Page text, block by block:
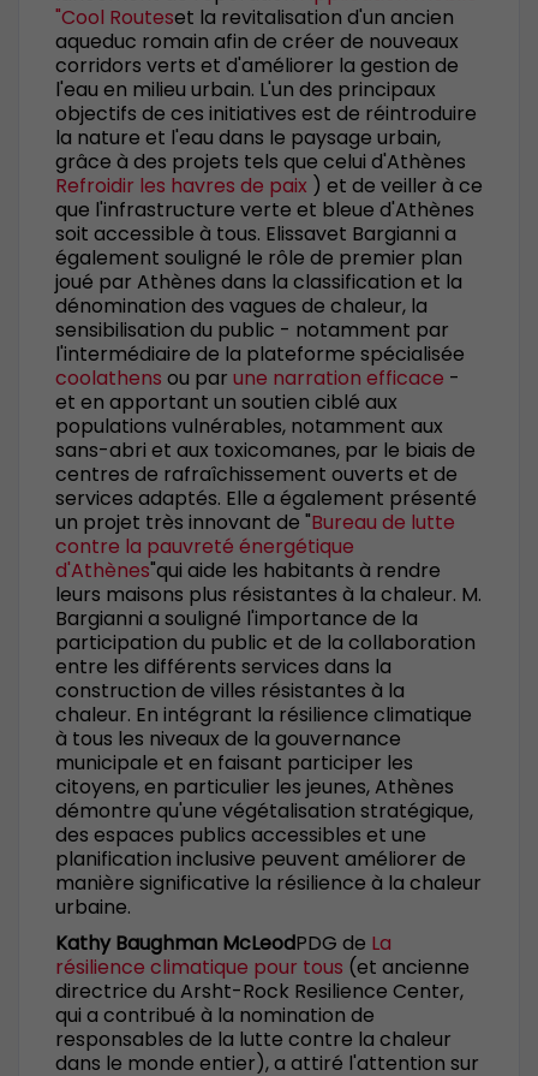
"Cool Routeset la revitalisation d'un ancien
aqueduc romain afin de créer de nouveaux
corridors verts et d'améliorer la gestion de
l'eau en milieu urbain. L'un des principaux
objectifs de ces initiatives est de réintroduire
la nature et l'eau dans le paysage urbain,
grâce à des projets tels que celui d'Athènes
Refroidir les havres de paix ) et de veiller à ce
que l'infrastructure verte et bleue d'Athènes
soit accessible à tous. Elissavet Bargianni a
également souligné le rôle de premier plan
joué par Athènes dans la classification et la
dénomination des vagues de chaleur, la
sensibilisation du public - notamment par
l'intermédiaire de la plateforme spécialisée
coolathens ou par une narration efficace -
et en apportant un soutien ciblé aux
populations vulnérables, notamment aux
sans-abri et aux toxicomanes, par le biais de
centres de rafraîchissement ouverts et de
services adaptés. Elle a également présenté
un projet très innovant de "Bureau de lutte
contre la pauvreté énergétique
d'Athènes"qui aide les habitants à rendre
leurs maisons plus résistantes à la chaleur. M.
Bargianni a souligné l'importance de la
participation du public et de la collaboration
entre les différents services dans la
construction de villes résistantes à la
chaleur. En intégrant la résilience climatique
à tous les niveaux de la gouvernance
municipale et en faisant participer les
citoyens, en particulier les jeunes, Athènes
démontre qu'une végétalisation stratégique,
des espaces publics accessibles et une
planification inclusive peuvent améliorer de
manière significative la résilience à la chaleur
urbaine.
Kathy Baughman McLeodPDG de La
résilience climatique pour tous (et ancienne
directrice du Arsht-Rock Resilience Center,
qui a contribué à la nomination de
responsables de la lutte contre la chaleur
dans le monde entier), a attiré l'attention sur